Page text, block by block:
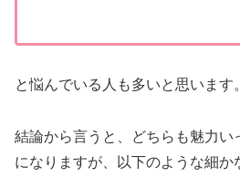
と悩んでいる人も多いと思います。
結論から言うと、どちらも魅力い
になりますが、以下のような細か